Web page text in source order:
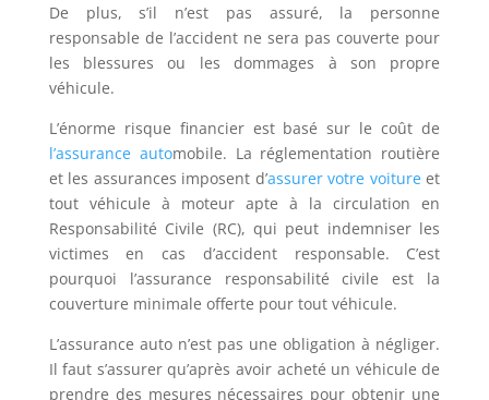
De plus, s’il n’est pas assuré, la personne
responsable de l’accident ne sera pas couverte pour
les blessures ou les dommages à son propre
véhicule.
L’énorme risque financier est basé sur le coût de
l’assurance automobile. La réglementation routière
et les assurances imposent d’assurer votre voitureet
tout véhicule à moteur apte à la circulation en
Responsabilité Civile (RC), qui peut indemniser les
victimes en cas d’accident responsable. C’est
pourquoi l’assurance responsabilité civile est la
couverture minimale offerte pour tout véhicule.
L’assurance auto n’est pas une obligation à négliger.
Il faut s’assurer qu’après avoir acheté un véhicule de
prendre des mesures nécessaires pour obtenir une